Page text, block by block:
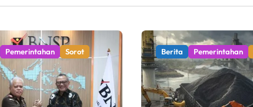
Pemerintahan Sorot Berita Pemerintahan